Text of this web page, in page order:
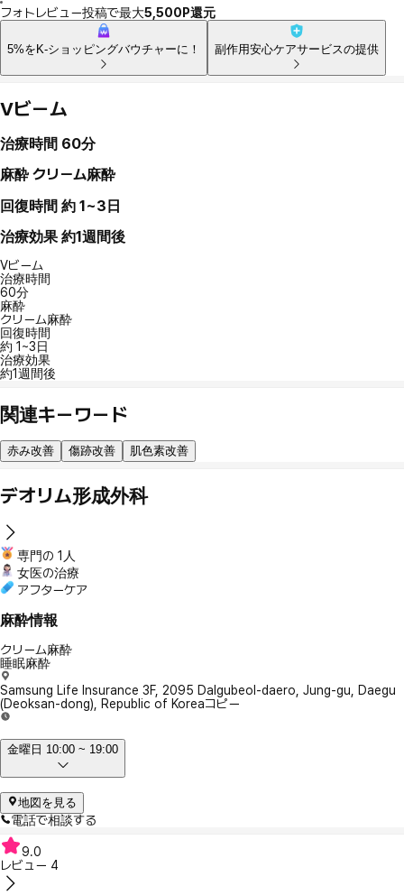
フォトレビュー投稿で最大5,500P還元
5%をK-ショッピングバウチャーに！ 副作用安心ケアサービスの提供
Vビーム
治療時間 60分
麻酔 クリーム麻酔
回復時間 約 1~3日
治療効果 約1週間後
Vビーム
治療時間
60分
麻酔
クリーム麻酔
回復時間
約 1~3日
治療効果
約1週間後
関連キーワード
赤み改善 傷跡改善 肌色素改善
デオリム形成外科
専門の 1人
女医の治療
アフターケア
麻酔情報
クリーム麻酔
睡眠麻酔
Samsung Life Insurance 3F, 2095 Dalgubeol-daero, Jung-gu, Daegu
(Deoksan-dong), Republic of Koreaコピー
金曜日 10:00 ~ 19:00
地図を見る
電話で相談する
9.0
レビュー 4